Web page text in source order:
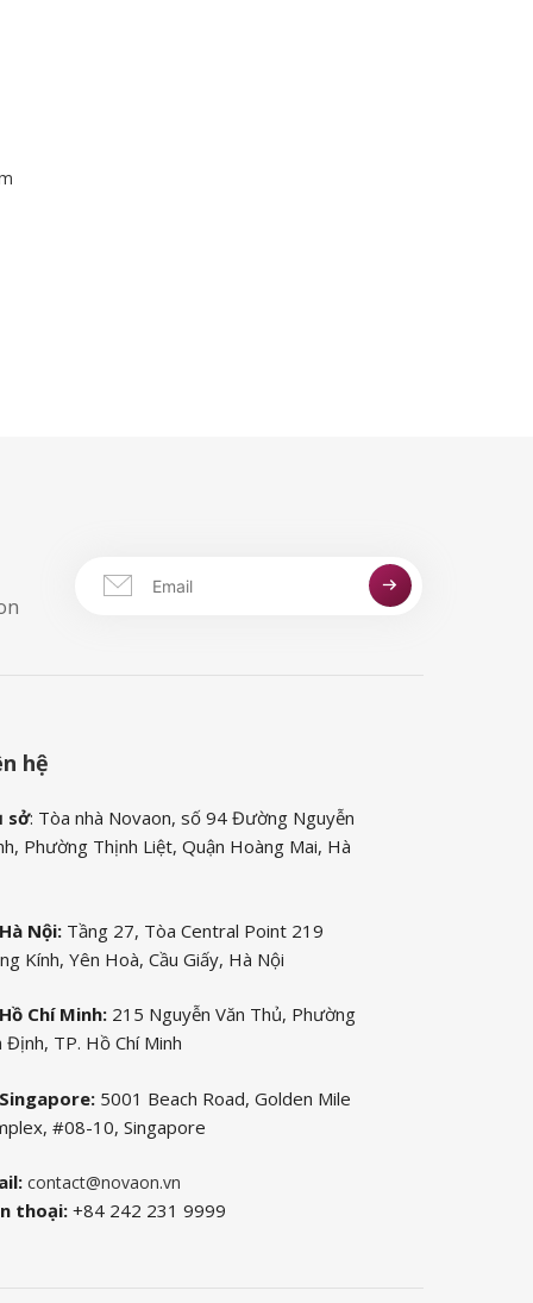
hệ
sở: Tòa nhà Novaon, số 94 Đường Nguyễn
Phường Thịnh Liệt, Quận Hoàng Mai, Hà
Nội:Tầng 27, Tòa Central Point 219
Kính, Yên Hoà, Cầu Giấy, Hà Nội
Chí Minh: 215 Nguyễn Văn Thủ, Phường
Định, TP. Hồ Chí Minh
5001 Beach Road, Golden Mile
#08-10, Singapore
contact@novaon.vn
thoại:+84 242 231 9999